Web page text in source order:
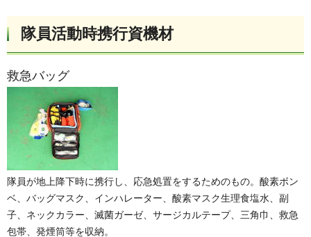
隊員活動時携行資機材
救急バッグ
隊員が地上降下時に携行し、応急処置をするためのもの。酸素ボン
ベ、バッグマスク、インハレーター、酸素マスク生理食塩水、副
子、ネックカラー、滅菌ガーゼ、サージカルテープ、三角巾、救急
包帯、発煙筒等を収納。